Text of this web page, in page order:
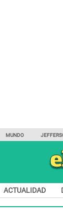
MUNDO
ACTUALIDAD